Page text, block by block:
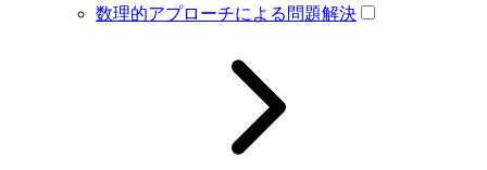
数理的アプローチによる問題解決